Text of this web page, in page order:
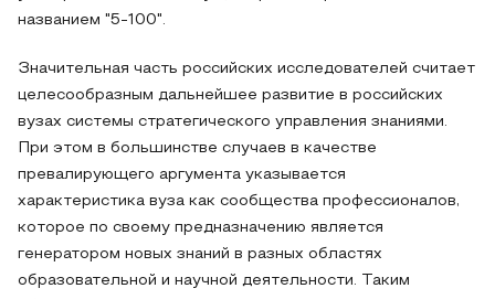
названием "5-100".
Значительная часть российских исследователей считает
целесообразным дальнейшее развитие в российских
вузах системы стратегического управления знаниями.
При этом в большинстве случаев в качестве
превалирующего аргумента указывается
характеристика вуза как сообщества профессионалов,
которое по своему предназначению является
генератором новых знаний в разных областях
образовательной и научной деятельности. Таким